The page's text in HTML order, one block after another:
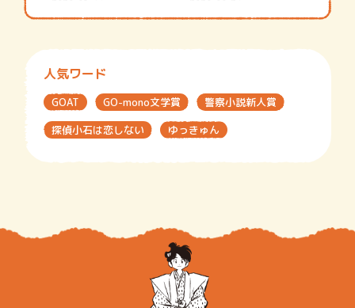
人気ワード
GOAT GO-mono文学賞
警察小説新人賞
探偵小石は恋しない
ゆっきゅん